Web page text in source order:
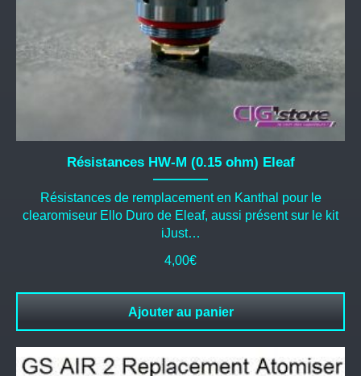
Résistances HW-M (0.15 ohm) Eleaf
Résistances de remplacement en Kanthal pour le
clearomiseur Ello Duro de Eleaf, aussi présent sur le kit
iJust…
4,00€
Ajouter au panier